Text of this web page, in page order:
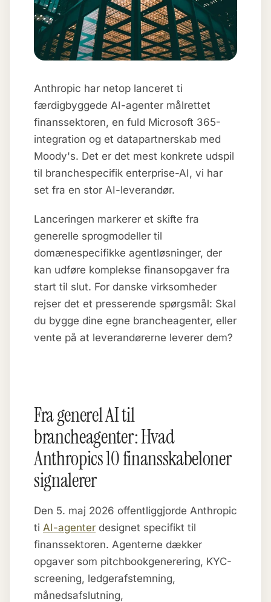
Anthropic har netop lanceret ti
færdigbyggede AI-agenter målrettet
finanssektoren, en fuld Microsoft 365-
integration og et datapartnerskab med
Moody's. Det er det mest konkrete udspil
til branchespecifik enterprise-AI, vi har
set fra en stor AI-leverandør.
Lanceringen markerer et skifte fra
generelle sprogmodeller til
domænespecifikke agentløsninger, der
kan udføre komplekse finansopgaver fra
start til slut. For danske virksomheder
rejser det et presserende spørgsmål: Skal
du bygge dine egne brancheagenter, eller
vente på at leverandørerne leverer dem?
Fra generel AI til
brancheagenter: Hvad
Anthropics 10 finansskabeloner
signalerer
Den 5. maj 2026 offentliggjorde Anthropic
ti AI-agenter designet specifikt til
finanssektoren. Agenterne dækker
opgaver som pitchbookgenerering, KYC-
screening, ledgerafstemning,
månedsafslutning,